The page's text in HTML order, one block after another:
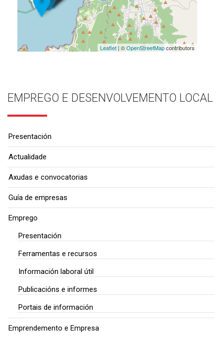
Leaflet| ©OpenStreetMapcontributors
EMPREGO E DESENVOLVEMENTO LOCAL
Presentación
Actualidade
Axudas e convocatorias
Guía de empresas
Emprego
Presentación
Ferramentas e recursos
Información laboral útil
Publicacións e informes
Portais de información
Emprendemento e Empresa